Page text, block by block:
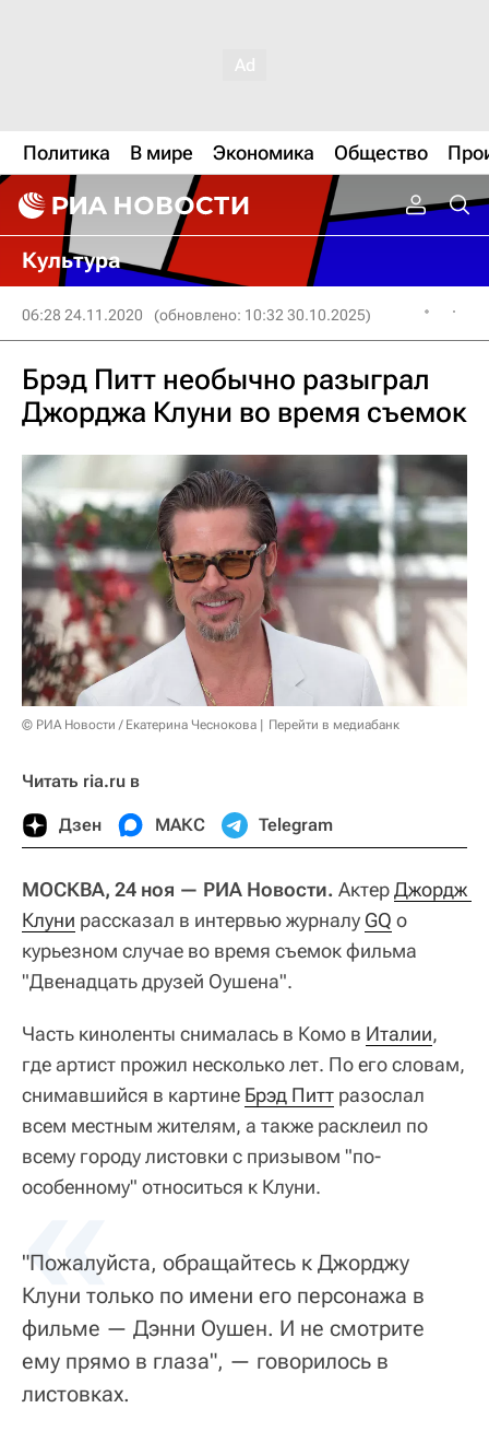
Политика В мире Экономика Общество
Культура
06:28 24.11.2020 (обновлено: 10:32 30.10.2025)
Брэд Питт необычно разыграл
Джорджа Клуни во время съемок
© РИА Новости / Екатерина Чеснокова Перейти в медиабанк
Читать ria.ru в
Дзен МАКС Telegram
МОСКВА, 24 ноя — РИА Новости. АктерДжордж
Клуни рассказал в интервью журналу GQ о
курьезном случае во время съемок фильма
"Двенадцать друзей Оушена".
Часть киноленты снималась в Комо в Италии,
где артист прожил несколько лет. По его словам,
снимавшийся в картине Брэд Питт разослал
всем местным жителям, а также расклеил по
всему городу листовки с призывом "по-
особенному" относиться к Клуни.
«
"Пожалуйста, обращайтесь к Джорджу
Клуни только по имени его персонажа в
фильме — Дэнни Оушен. И не смотрите
ему прямо в глаза", — говорилось в
листовках.